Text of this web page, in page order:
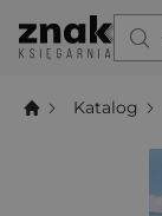
Katalog